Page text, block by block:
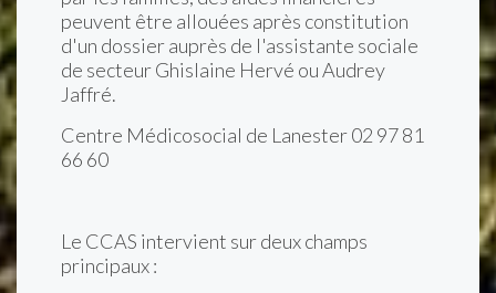
peuvent être allouées après constitution
d'un dossier auprès de l'assistante sociale
de secteur Ghislaine Hervé ou Audrey
Jaffré.
Centre Médicosocial de Lanester 02 97 81
66 60
Le CCAS intervient sur deux champs
principaux :